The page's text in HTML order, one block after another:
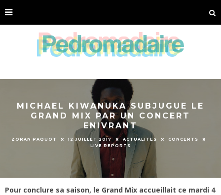
MICHAEL KIWANUKA SUBJUGUE LE
GRAND MIX PAR UN CONCERT
ENIVRANT
ZORAN PAQUOT 12 JUILLET 2017 ACTUALITÉS
CONCERTS
LIVE REPORTS
Pour conclure sa saison, le Grand Mix accueillait ce mardi 4